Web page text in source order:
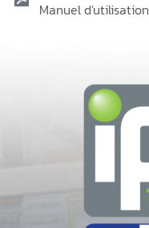
Manuel d'utilisation